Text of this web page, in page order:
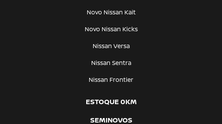
Novo Nissan Kait
Novo Nissan Kicks
Nissan Versa
Nissan Sentra
Nissan Frontier
ESTOQUE 0KM
SEMINOVOS